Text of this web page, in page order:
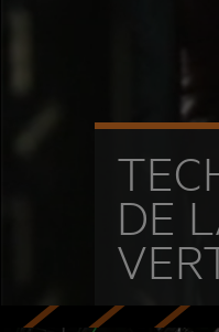
DE